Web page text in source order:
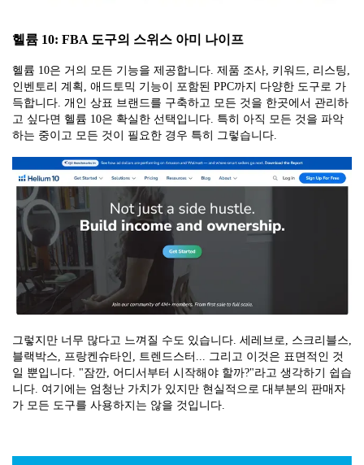
헬륨 10: FBA 도구의 스위스 아미 나이프
헬륨 10은 거의 모든 기능을 제공합니다. 제품 조사, 키워드, 리스팅,
인벤토리 계획, 애드토믹 기능이 포함된 PPC까지 다양한 도구로 가
득합니다. 개인 상표 브랜드를 구축하고 모든 것을 한곳에서 관리하
고 싶다면 헬륨 10은 확실한 선택입니다. 특히 아직 모든 것을 파악
하는 중이고 모든 것이 필요한 경우 특히 그렇습니다.
그렇지만 너무 많다고 느껴질 수도 있습니다. 세레브로, 스크리블스,
블랙박스, 프랑켄슈타인, 트렌드스터... 그리고 이것은 표면적인 것
일 뿐입니다. "잠깐, 어디서부터 시작해야 할까?"라고 생각하기 쉽습
니다. 여기에는 엄청난 가치가 있지만 현실적으로 대부분의 판매자
가 모든 도구를 사용하지는 않을 것입니다.